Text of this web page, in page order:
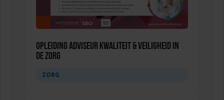
Opleiding Adviseur Kwaliteit & Veiligheid in
de zorg
ZORG